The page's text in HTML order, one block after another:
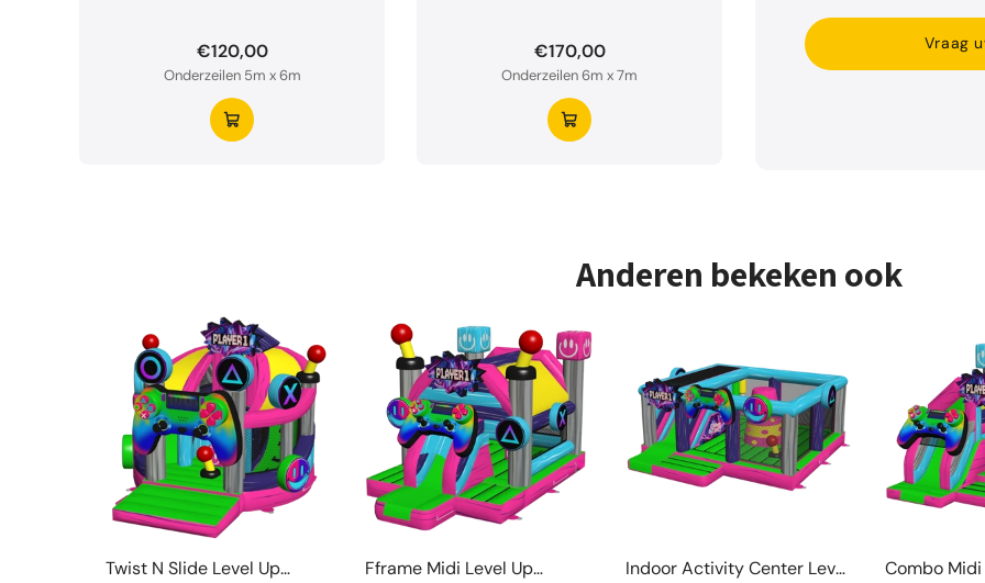
€120,00
Onderzeilen 5m x 6m
€170,00
Onderzeilen 6m x 7m
Vraag
Anderen bekeken ook
Twist N Slide Level Up
Fframe Midi Level Up
Indoor Activity Center Level
Combo Midi